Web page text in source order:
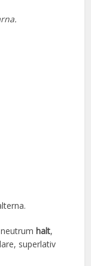
neutrumhalt,
superlativ